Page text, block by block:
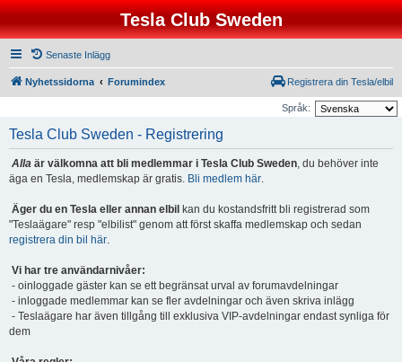
Tesla Club Sweden
Senaste Inlägg
Nyhetssidorna Forumindex Registrera din Tesla/elbil
Språk:
Tesla Club Sweden - Registrering
Alla är välkomna att bli medlemmar i Tesla Club Sweden, du behöver inte
äga en Tesla, medlemskap är gratis. Bli medlem här.
Äger du en Tesla eller annan elbil kan du kostandsfritt bli registrerad som
"Teslaägare" resp "elbilist" genom att först skaffa medlemskap och sedan
registrera din bil här.
Vi har tre användarnivåer:
- oinloggade gäster kan se ett begränsat urval av forumavdelningar
- inloggade medlemmar kan se fler avdelningar och även skriva inlägg
- Teslaägare har även tillgång till exklusiva VIP-avdelningar endast synliga för
dem